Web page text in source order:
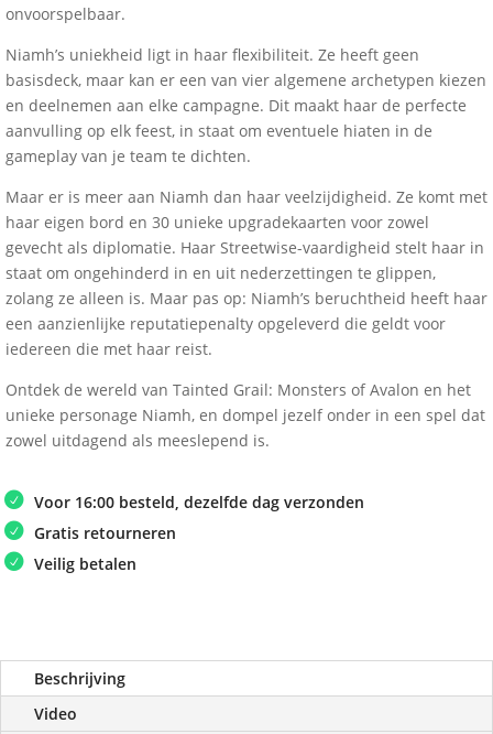
onvoorspelbaar.
Niamh’s uniekheid ligt in haar flexibiliteit. Ze heeft geen
basisdeck, maar kan er een van vier algemene archetypen kiezen
en deelnemen aan elke campagne. Dit maakt haar de perfecte
aanvulling op elk feest, in staat om eventuele hiaten in de
gameplay van je team te dichten.
Maar er is meer aan Niamh dan haar veelzijdigheid. Ze komt met
haar eigen bord en 30 unieke upgradekaarten voor zowel
gevecht als diplomatie. Haar Streetwise-vaardigheid stelt haar in
staat om ongehinderd in en uit nederzettingen te glippen,
zolang ze alleen is. Maar pas op: Niamh’s beruchtheid heeft haar
een aanzienlijke reputatiepenalty opgeleverd die geldt voor
iedereen die met haar reist.
Ontdek de wereld van Tainted Grail: Monsters of Avalon en het
unieke personage Niamh, en dompel jezelf onder in een spel dat
zowel uitdagend als meeslepend is.
Voor 16:00 besteld, dezelfde dag verzonden
Gratis retourneren
Veilig betalen
Beschrijving
Video